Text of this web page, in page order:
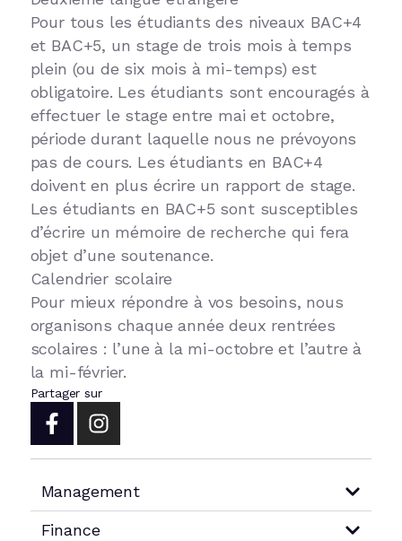
Pour tous les étudiants des niveaux BAC+4
et BAC+5, un stage de trois mois à temps
plein (ou de six mois à mi-temps) est
obligatoire. Les étudiants sont encouragés à
effectuer le stage entre mai et octobre,
période durant laquelle nous ne prévoyons
pas de cours. Les étudiants en BAC+4
doivent en plus écrire un rapport de stage.
Les étudiants en BAC+5 sont susceptibles
d’écrire un mémoire de recherche qui fera
objet d’une soutenance.
Calendrier scolaire
Pour mieux répondre à vos besoins, nous
organisons chaque année deux rentrées
scolaires : l’une à la mi-octobre et l’autre à
la mi-février.
Partager sur
Management
Finance